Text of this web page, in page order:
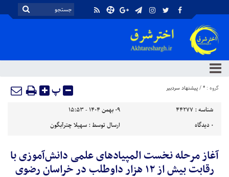
گروه : *
/پیشنهاد سردبیر پ
شناسه : 44277
۰۹ بهمن ۱۴۰۴ - ۱۵:۵۳
۰ دیدگاه ارسال توسط :سهیلا چترآبگون
آغاز مرحله نخست المپیادهای علمی دانش‌آموزی با
رقابت بیش از ۱۲ هزار داوطلب در خراسان رضوی